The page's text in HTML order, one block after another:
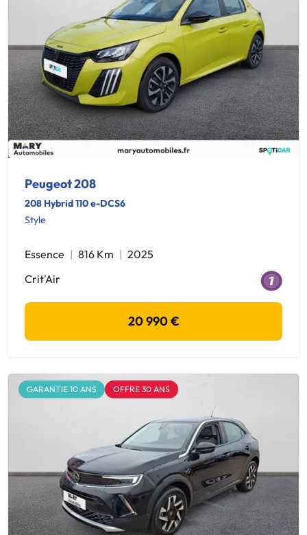
Peugeot 208
208 Hybrid 110 e-DCS6
Style
Essence 816 Km
2025
Crit'Air
20 990 €
GARANTIE 10 ANS OFFRE 30 ANS